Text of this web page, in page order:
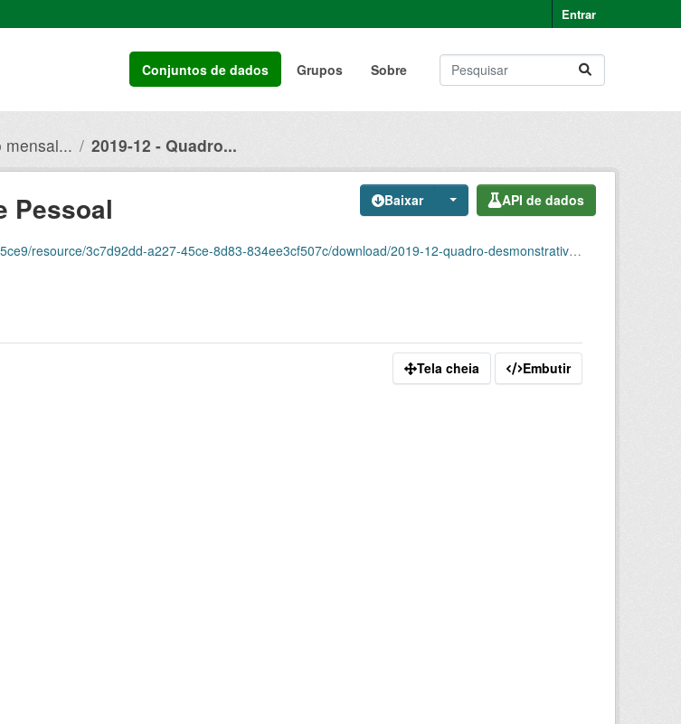
Entrar
Conjuntos de dados Grupos Sobre
mensal... 2019-12 - Quadro...
Baixar API de dados
Pessoal
3c7d92dd-a227-45ce-8d83-834ee3cf507c/download/2019-12-quadro-desmonstrativo-de-pessoal.csv
Tela cheia Embutir